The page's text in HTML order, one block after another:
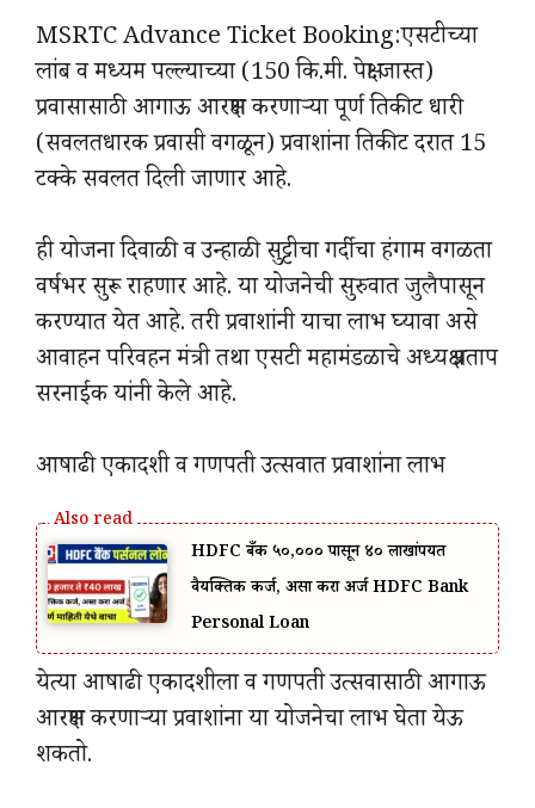
MSRTC Advance Ticket Booking:एसटीच्या
लांब व मध्यम पल्ल्याच्या (150 कि.मी. पेक्षा जास्त)
प्रवासासाठी आगाऊ आरक्षण करणाऱ्या पूर्ण तिकीट धारी
(सवलतधारक प्रवासी वगळून) प्रवाशांना तिकीट दरात 15
टक्के सवलत दिली जाणार आहे.
ही योजना दिवाळी व उन्हाळी सुट्टीचा गर्दीचा हंगाम वगळता
वर्षभर सुरू राहणार आहे. या योजनेची सुरुवात जुलैपासून
करण्यात येत आहे. तरी प्रवाशांनी याचा लाभ घ्यावा असे
आवाहन परिवहन मंत्री तथा एसटी महामंडळाचे अध्यक्ष प्रताप
सरनाईक यांनी केले आहे.
आषाढी एकादशी व गणपती उत्सवात प्रवाशांना लाभ
HDFC बँक ₹५०,००० पासून ₹४० लाखांपर्यंत
वैयक्तिक कर्ज, असा करा अर्ज HDFC Bank
Personal Loan
येत्या आषाढी एकादशीला व गणपती उत्सवासाठी आगाऊ
आरक्षण करणाऱ्या प्रवाशांना या योजनेचा लाभ घेता येऊ
शकतो.